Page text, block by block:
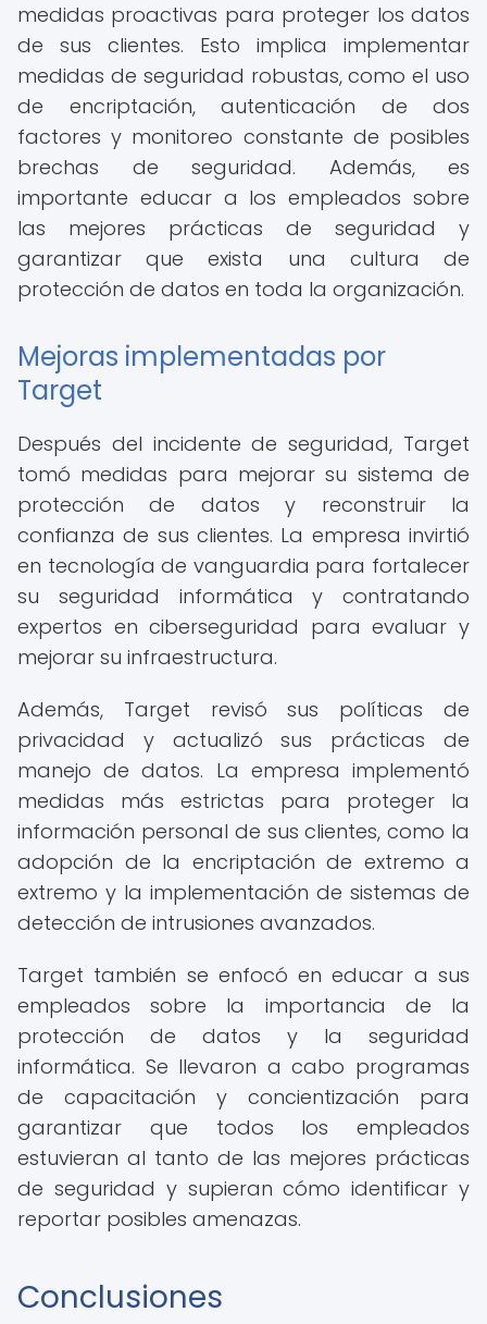
medidas proactivas para proteger los datos
de sus clientes. Esto implica implementar
medidas de seguridad robustas, como el uso
de encriptación, autenticación de dos
factores y monitoreo constante de posibles
brechas de seguridad. Además, es
importante educar a los empleados sobre
las mejores prácticas de seguridad y
garantizar que exista una cultura de
protección de datos en toda la organización.
Mejoras implementadas por
Target
Después del incidente de seguridad, Target
tomó medidas para mejorar su sistema de
protección de datos y reconstruir la
confianza de sus clientes. La empresa invirtió
en tecnología de vanguardia para fortalecer
su seguridad informática y contratando
expertos en ciberseguridad para evaluar y
mejorar su infraestructura.
Además, Target revisó sus políticas de
privacidad y actualizó sus prácticas de
manejo de datos. La empresa implementó
medidas más estrictas para proteger la
información personal de sus clientes, como la
adopción de la encriptación de extremo a
extremo y la implementación de sistemas de
detección de intrusiones avanzados.
Target también se enfocó en educar a sus
empleados sobre la importancia de la
protección de datos y la seguridad
informática. Se llevaron a cabo programas
de capacitación y concientización para
garantizar que todos los empleados
estuvieran al tanto de las mejores prácticas
de seguridad y supieran cómo identificar y
reportar posibles amenazas.
Conclusiones